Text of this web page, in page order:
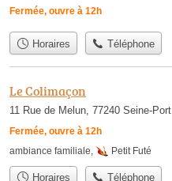
Fermée, ouvre à 12h
Horaires Téléphone
Le Colimaçon
11 Rue de Melun, 77240 Seine-Port
Fermée, ouvre à 12h
ambiance familiale Petit Futé
Horaires Téléphone